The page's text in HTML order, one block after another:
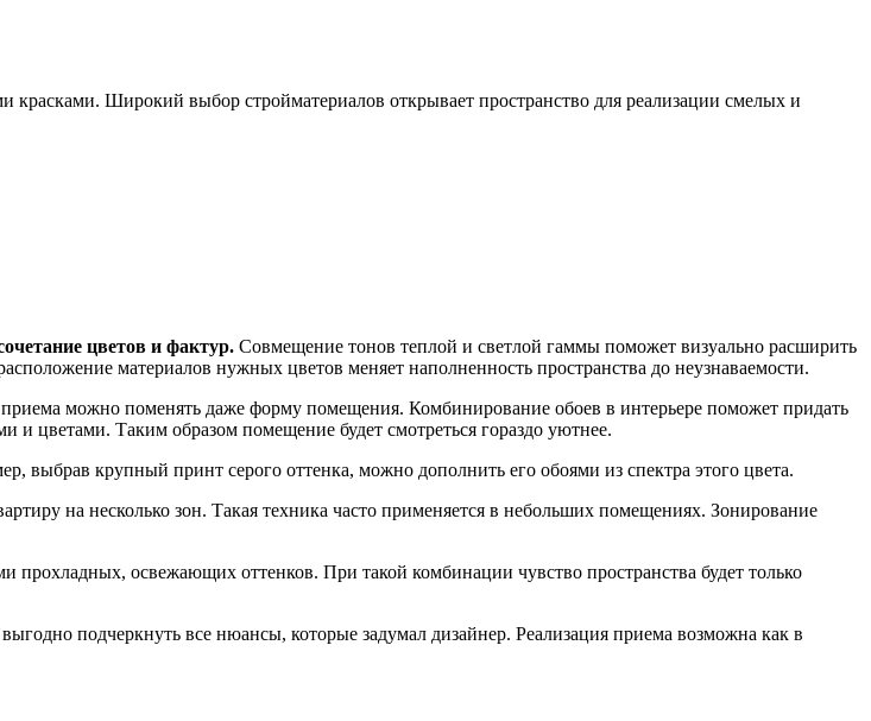
красками. Широкий выбор стройматериалов открывает пространство для реализации смелых и
цветов и фактур. Совмещение тонов теплой и светлой гаммы поможет визуально расширить
материалов нужных цветов меняет наполненность пространства до неузнаваемости.
можно поменять даже форму помещения. Комбинирование обоев в интерьере поможет придать
и цветами. Таким образом помещение будет смотреться гораздо уютнее.
выбрав крупный принт серого оттенка, можно дополнить его обоями из спектра этого цвета.
на несколько зон. Такая техника часто применяется в небольших помещениях. Зонирование
освежающих оттенков. При такой комбинации чувство пространства будет только
подчеркнуть все нюансы, которые задумал дизайнер. Реализация приема возможна как в